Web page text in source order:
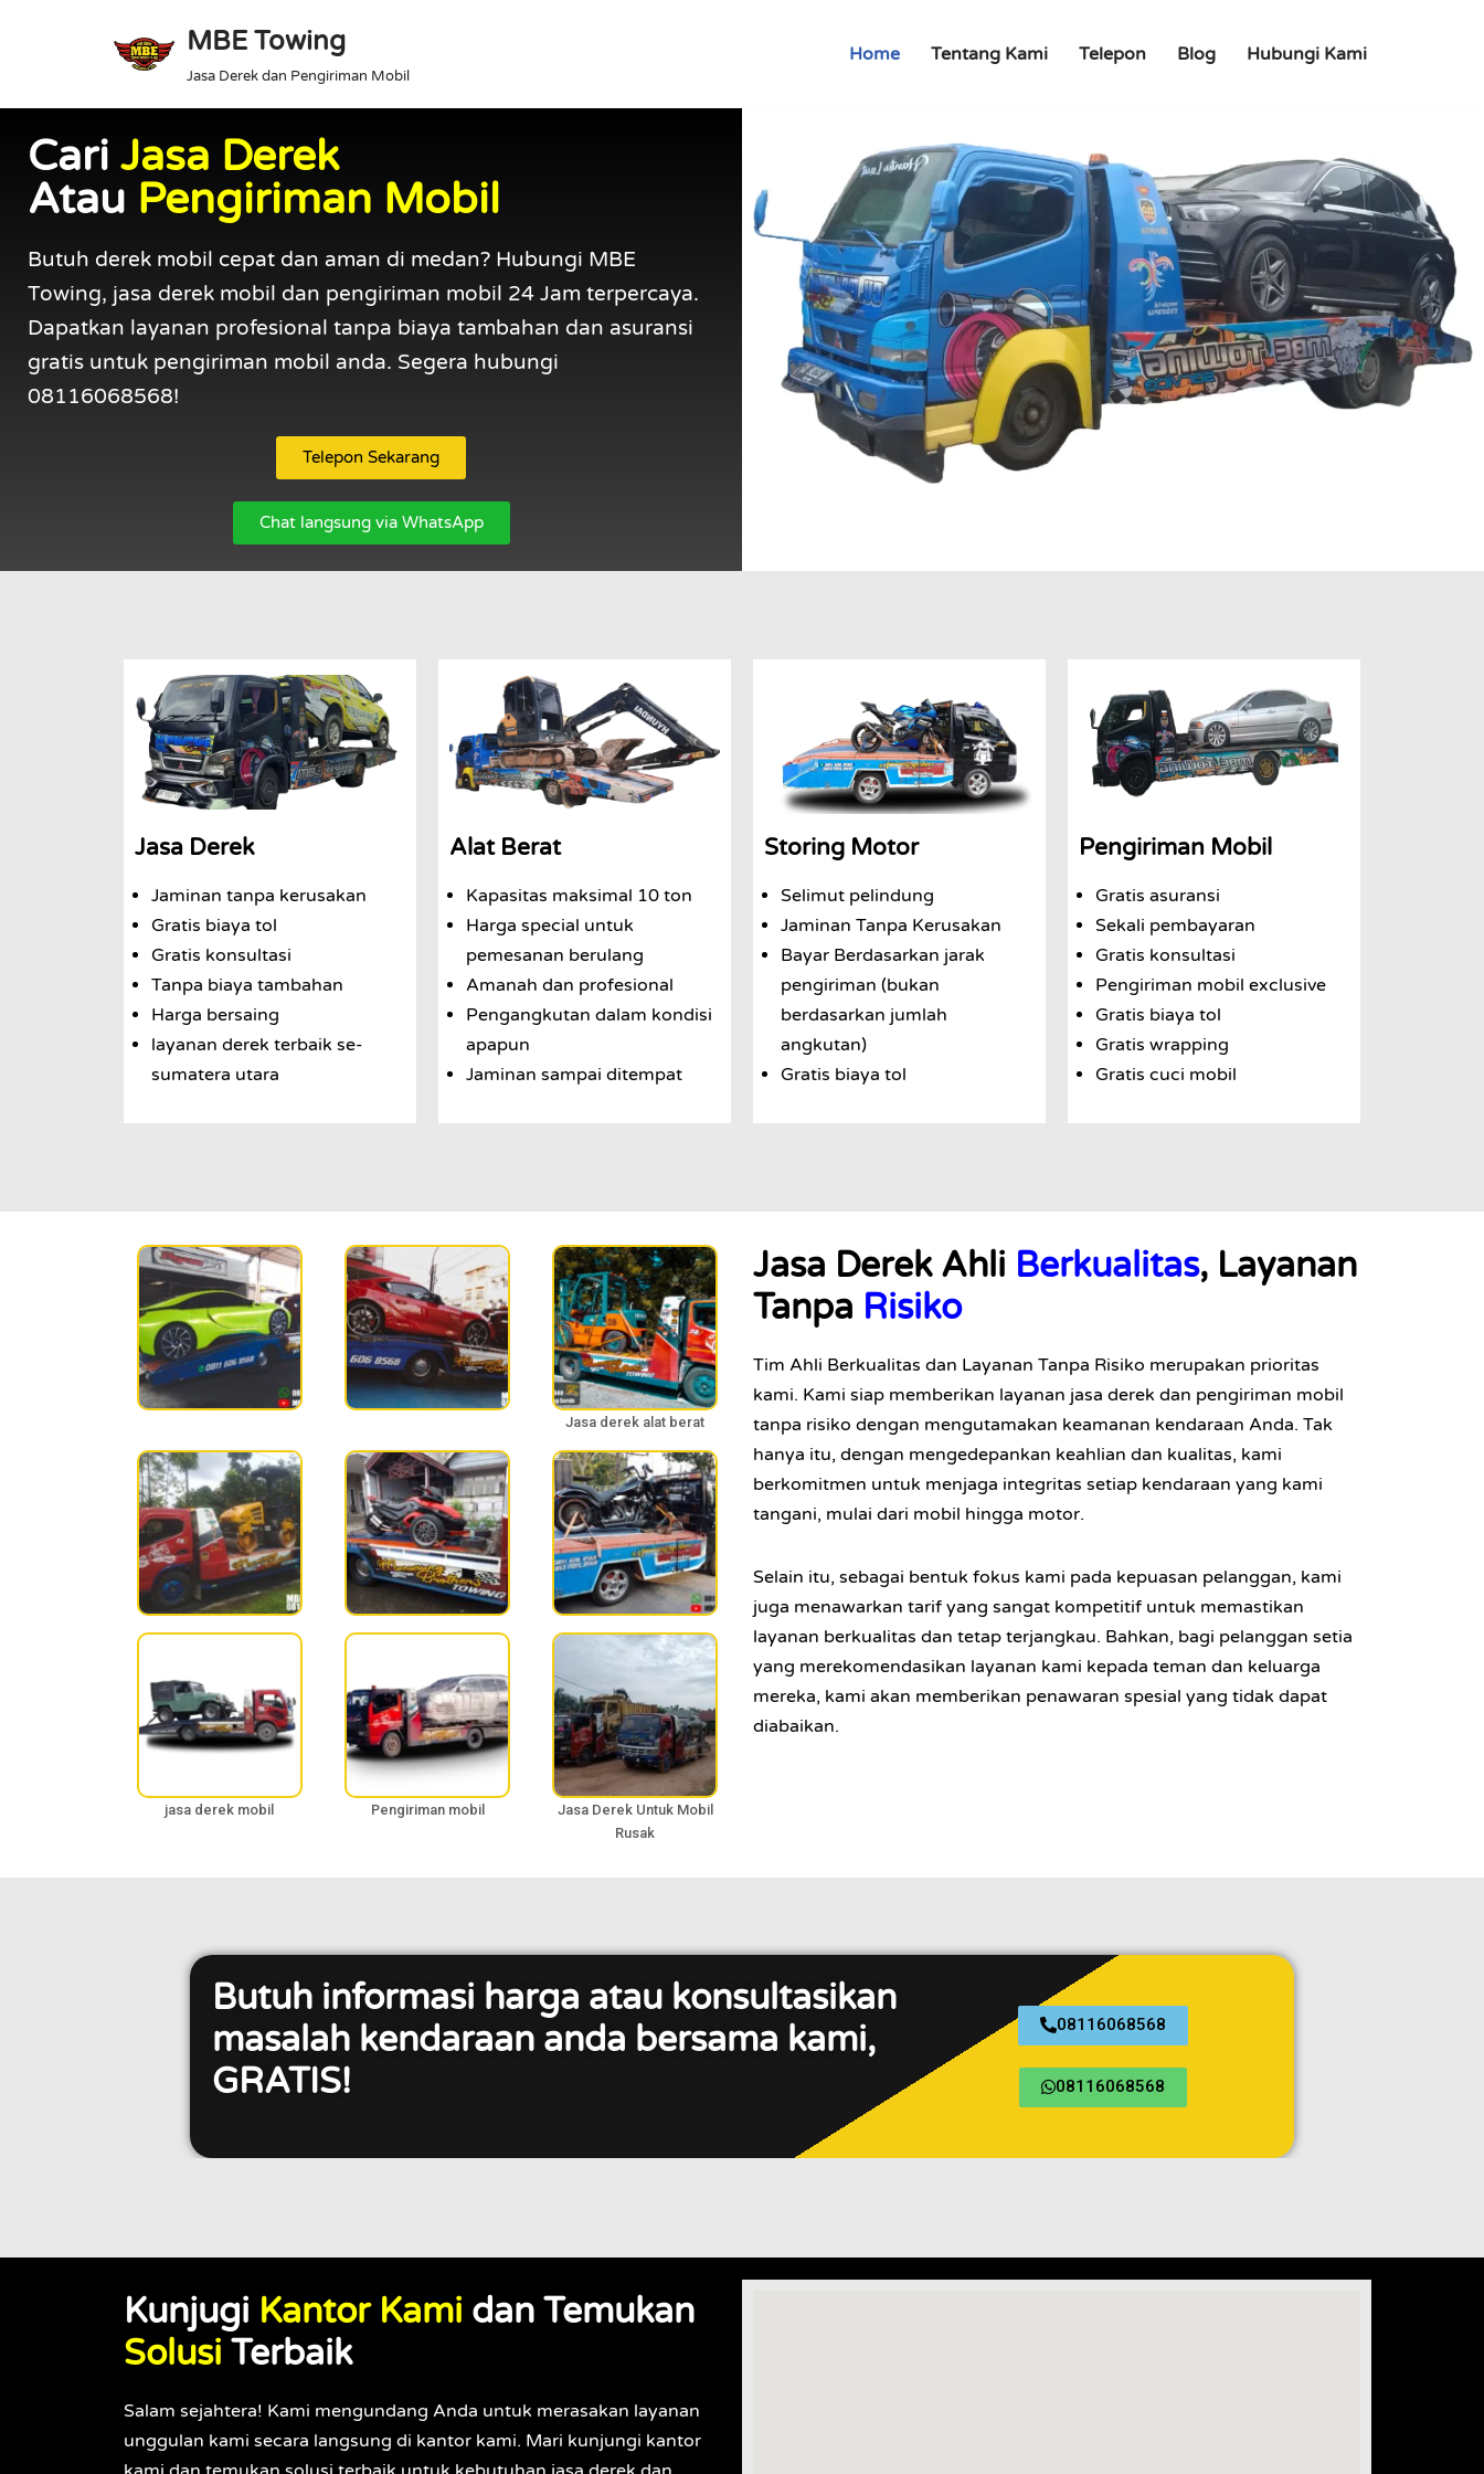
MBE Towing
Jasa Derek dan Pengiriman Mobil
Home Tentang Kami Telepon Blog Hubungi Kami
Cari Jasa Derek
Atau Pengiriman Mobil
Butuh derek mobil cepat dan aman di medan? Hubungi MBE
Towing, jasa derek mobil dan pengiriman mobil 24 Jam terpercaya.
Dapatkan layanan profesional tanpa biaya tambahan dan asuransi
gratis untuk pengiriman mobil anda. Segera hubungi
08116068568!
Telepon Sekarang
Chat langsung via WhatsApp
Jasa Derek
Jaminan tanpa kerusakan
Gratis biaya tol
Gratis konsultasi
Tanpa biaya tambahan
Harga bersaing
layanan derek terbaik se-
sumatera utara
Alat Berat
Kapasitas maksimal 10 ton
Harga special untuk
pemesanan berulang
Amanah dan profesional
Pengangkutan dalam kondisi
apapun
Jaminan sampai ditempat
Storing Motor
Selimut pelindung
Jaminan Tanpa Kerusakan
Bayar Berdasarkan jarak
pengiriman (bukan
berdasarkan jumlah
angkutan)
Gratis biaya tol
Pengiriman Mobil
Gratis asuransi
Sekali pembayaran
Gratis konsultasi
Pengiriman mobil exclusive
Gratis biaya tol
Gratis wrapping
Gratis cuci mobil
Jasa derek alat berat
jasa derek mobil Pengiriman mobil
Jasa Derek Untuk Mobil
Rusak
Jasa Derek Ahli Berkualitas, Layanan
Tanpa Risiko
Tim Ahli Berkualitas dan Layanan Tanpa Risiko merupakan prioritas
kami. Kami siap memberikan layanan jasa derek dan pengiriman mobil
tanpa risiko dengan mengutamakan keamanan kendaraan Anda. Tak
hanya itu, dengan mengedepankan keahlian dan kualitas, kami
berkomitmen untuk menjaga integritas setiap kendaraan yang kami
tangani, mulai dari mobil hingga motor.
Selain itu, sebagai bentuk fokus kami pada kepuasan pelanggan, kami
juga menawarkan tarif yang sangat kompetitif untuk memastikan
layanan berkualitas dan tetap terjangkau. Bahkan, bagi pelanggan setia
yang merekomendasikan layanan kami kepada teman dan keluarga
mereka, kami akan memberikan penawaran spesial yang tidak dapat
diabaikan.
Butuh informasi harga atau konsultasikan
masalah kendaraan anda bersama kami,
GRATIS!
08116068568
08116068568
Kunjugi Kantor Kami dan Temukan
Solusi Terbaik
Salam sejahtera! Kami mengundang Anda untuk merasakan layanan
unggulan kami secara langsung di kantor kami. Mari kunjungi kantor